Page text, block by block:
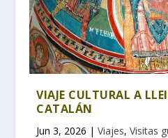
VIAJE CULTURAL A
CATALÁN
Jun 3, 2026 |Viajes,Visitas